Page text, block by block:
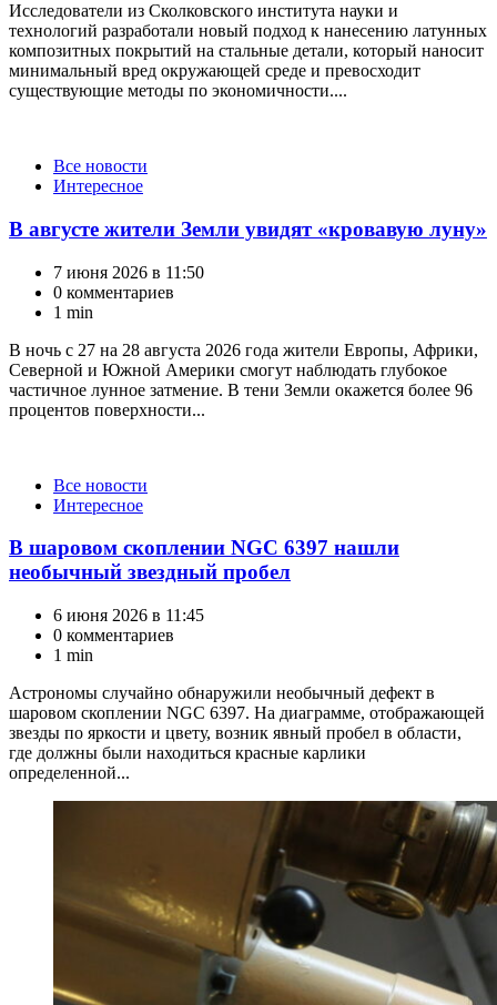
Исследователи из Сколковского института науки и
технологий разработали новый подход к нанесению латунных
композитных покрытий на стальные детали, который наносит
минимальный вред окружающей среде и превосходит
существующие методы по экономичности....
КатегорииВсе новости
Интересное
В августе жители Земли увидят «кровавую луну»
7 июня 2026 в 11:50
0 комментариев
1 min
В ночь с 27 на 28 августа 2026 года жители Европы, Африки,
Северной и Южной Америки смогут наблюдать глубокое
частичное лунное затмение. В тени Земли окажется более 96
процентов поверхности...
КатегорииВсе новости
Интересное
В шаровом скоплении NGC 6397 нашли
необычный звездный пробел
6 июня 2026 в 11:45
0 комментариев
1 min
Астрономы случайно обнаружили необычный дефект в
шаровом скоплении NGC 6397. На диаграмме, отображающей
звезды по яркости и цвету, возник явный пробел в области,
где должны были находиться красные карлики
определенной...